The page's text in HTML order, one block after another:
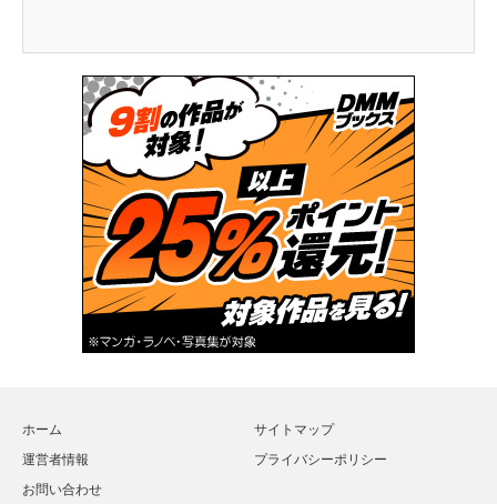
ホーム
サイトマップ
運営者情報
プライバシーポリシー
お問い合わせ